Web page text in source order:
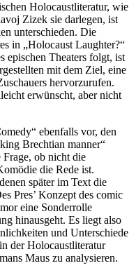
Holocaustliteratur, wie
Zizek sie darlegen, ist
unterschieden. Die
in „Holocaust Laughter?“
epischen Theaters folgt, ist
mit dem Ziel, eine
hervorzurufen.
erwünscht, aber nicht
ebenfalls vor, den
Brechtian manner“
Frage, ob nicht die
die Rede ist.
später im Text die
Pres’ Konzept des comic
eine Sonderrolle
hinausgeht. Es liegt also
und Unterschiede
der Holocaustliteratur
Maus zu analysieren.